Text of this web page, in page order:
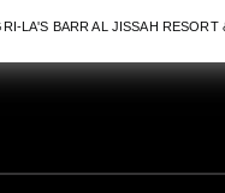
LA'S BARR AL JISSAH RESORT